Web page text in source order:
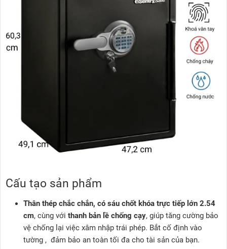
Cấu tạo sản phẩm
Thân thép chắc chắn, có sáu chốt khóa trực tiếp lớn 2.54
cm, cùng với thanh bản lề chống cạy, giúp tăng cường bảo
vệ chống lại việc xâm nhập trái phép. Bắt cố định vào
tường , đảm bảo an toàn tối đa cho tài sản của bạn.